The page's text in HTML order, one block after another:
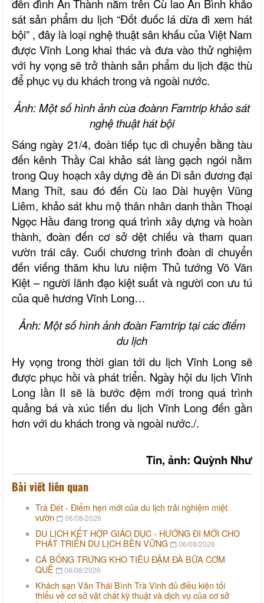
đến đình An Thành nằm trên Cù lao An Bình khảo
sát sản phẩm du lịch “Đốt đuốc lá dừa đi xem hát
bội” , đây là loại nghệ thuật sân khấu của Việt Nam
được Vĩnh Long khai thác và đưa vào thử nghiệm
với hy vọng sẽ trở thành sản phẩm du lịch đặc thù
để phục vụ du khách trong và ngoài nước.
Ảnh: Một số hình ảnh cùa đoànn Famtrip khảo sát
nghệ thuật hát bội
Sáng ngày 21/4, đoàn tiếp tục di chuyển bằng tàu
đến kênh Thầy Cai khảo sát làng gạch ngói nằm
trong Quy hoạch xây dựng đề án Di sản đương đại
Mang Thít, sau đó đến Cù lao Dài huyện Vũng
Liêm, khảo sát khu mộ thân nhân danh thần Thoại
Ngọc Hầu đang trong quá trình xây dựng và hoàn
thành, đoàn đến cơ sở dệt chiếu và tham quan
vườn trái cây. Cuối chương trình đoàn di chuyển
đến viếng thăm khu lưu niệm Thủ tướng Võ Văn
Kiệt – người lãnh đạo kiệt suất và người con ưu tú
của quê hương Vĩnh Long…
Ảnh: Một số hình ảnh đoàn Famtrip tại các điểm
du lịch
Hy vọng trong thời gian tới du lịch Vĩnh Long sẽ
được phục hồi và phát triển. Ngày hội du lịch Vĩnh
Long lần II sẽ là bước đệm mới trong quá trình
quảng bá và xúc tiến du lịch Vĩnh Long đến gần
hơn với du khách trong và ngoài nước./.
Tin, ảnh: Quỳnh Như
Bài viết liên quan
Trà Đét - Điểm hẹn mới của du lịch trải nghiệm miệt
vườn
06/08/2026
DU LỊCH KẾT HỢP GIÁO DỤC - HƯỚNG ĐI MỚI CHO
PHÁT TRIỂN DU LỊCH BỀN VỮNG
06/08/2026
CÁ BỐNG TRỨNG KHO TIÊU ĐẬM ĐÀ BỮA CƠM
QUÊ
06/08/2026
Khách sạn Văn Thái Bình Trà Vinh đủ điều kiện tối
thiểu về cơ sở vật chất kỹ thuật và dịch vụ của cơ sở